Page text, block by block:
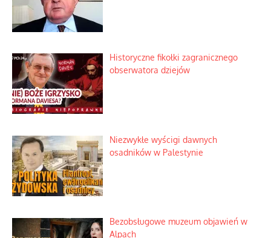
Historyczne fikołki zagranicznego
obserwatora dziejów
Niezwykłe wyścigi dawnych
osadników w Palestynie
Bezobsługowe muzeum objawień w
Alpach